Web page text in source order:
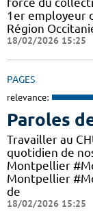
1er employeur
Région
18/02/2026 15:25
PAGES
relevance:
Paroles
Travailler au
quotidien de
Montpellier
Montpellier
de
18/02/2026 15:25